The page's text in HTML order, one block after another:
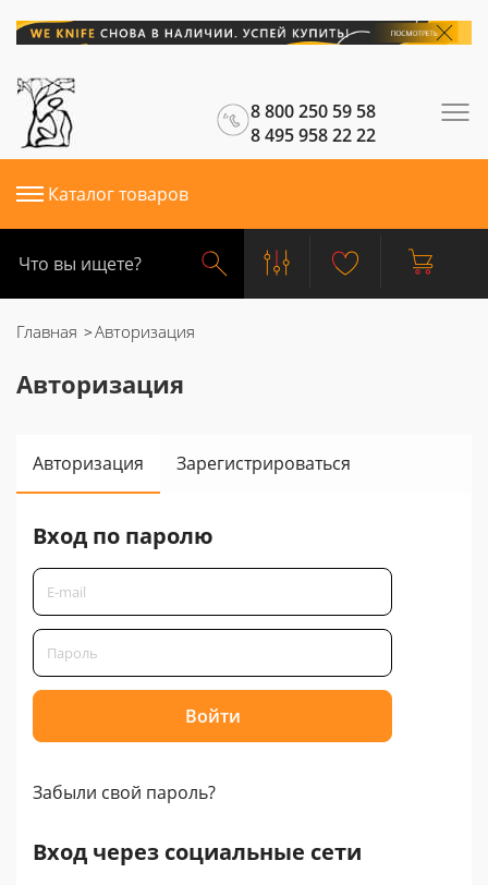
8 800 250 59 58
8 495 958 22 22
Каталог товаров
Главная Авторизация
Авторизация
Авторизация Зарегистрироваться
Вход по паролю
Забыли свой пароль?
Вход через социальные сети